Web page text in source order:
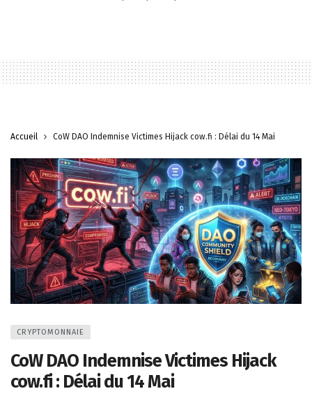
Accueil CoW DAO Indemnise Victimes Hijack cow.fi : Délai du 14 Mai
CRYPTOMONNAIE
CoW DAO Indemnise Victimes Hijack
cow.fi : Délai du 14 Mai